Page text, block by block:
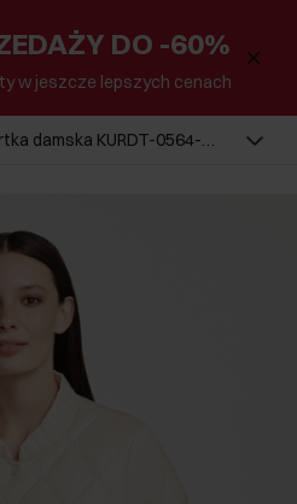
DO -60%
w jeszcze lepszych cenach
damska KURDT-0564-